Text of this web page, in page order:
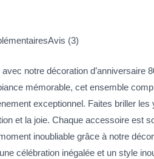
Avis (3)
notre décoration
mémorable, cet ensemble
exceptionnel. Faites briller
et la joie. Chaque accessoire est
inoubliable grâce à notre
célébration inégalée et un style